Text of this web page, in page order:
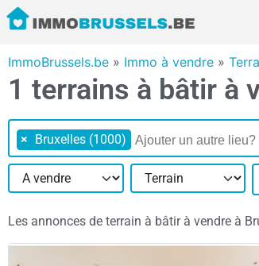
ImmoBrussels.be » Immo à vendre »
1 terrains à bâtir à
× Bruxelles (1000)
Les annonces de terrain à bâtir à vendre à